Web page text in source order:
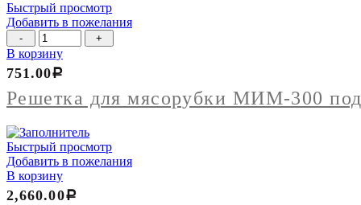
Быстрый просмотр
Добавить в пожелания
Количество
товара
Решетка
для
мясорубки
МИМ-300
бурт
КРУПНАЯ
№3
9мм
В корзину
Решетка для мясорубки МИМ-300
751.00Р
Быстрый просмотр
Добавить в пожелания
В корзину
2,660.00Р